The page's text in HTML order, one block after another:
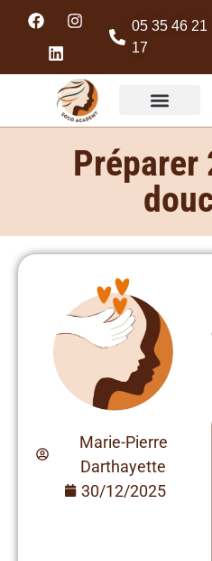
05 35 46 21
17
Préparer
Marie-Pierre
Darthayette
30/12/2025